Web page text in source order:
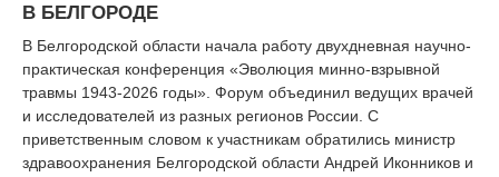
В БЕЛГОРОДЕ
В Белгородской области начала работу двухдневная научно-
практическая конференция «Эволюция минно-взрывной
травмы 1943-2026 годы». Форум объединил ведущих врачей
и исследователей из разных регионов России. С
приветственным словом к участникам обратились министр
здравоохранения Белгородской области Андрей Иконников и